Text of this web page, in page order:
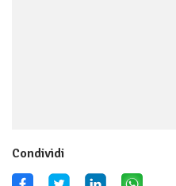
Condividi